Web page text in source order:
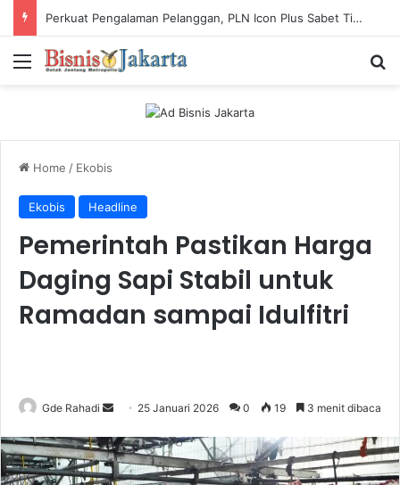
Perkuat Industri Laundry, Ketum ASLI Siapkan Pelaku Usaha Tembus Standar Dunia
Menu
Home / Ekobis
Ekobis Headline
Pemerintah Pastikan Harga
Daging Sapi Stabil untuk
Ramadan sampai Idulfitri
Gde Rahadi
n
d
25 Januari 2026 0 19 3 menit dibaca